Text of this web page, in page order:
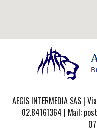
AEGIS INTERMEDIA SAS |
02.84161364 | Mail: